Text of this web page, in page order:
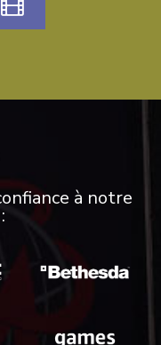
à notre